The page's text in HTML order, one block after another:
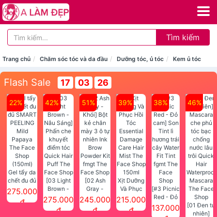
Tìm kiếm
Trang chủ Chăm sóc tóc và da đầu Dưỡng tóc, ủ tóc Kem ủ tóc
Flash Sale 17 03 25
22%
Gel tẩy da
chết đu đủ
SMART
PEELING
275.000
đ
42%
[03 Light
Brown -
Nâu Sáng]
Phấn che
275.000
đ
51%
[02 Ash
Gray -
Khói] Bột
kẻ chân
245.000
đ
39%
Xịt Dưỡng
Và Phục
Hồi Tóc
Essential
215.000
đ
38%
[#3 Picnic
Red - Đỏ
cam] Son
137.000
46%
[01 Đen tự
nhiên]